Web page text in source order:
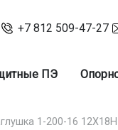
+7 812 509-47-27
ПЭ
1-200-16